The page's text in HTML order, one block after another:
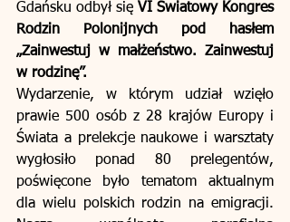
Gdańsku odbył się VI Światowy Kongres
Rodzin Polonijnych pod hasłem
„Zainwestuj w małżeństwo. Zainwestuj
w rodzinę”.
Wydarzenie, w którym udział wzięło
prawie 500 osób z 28 krajów Europy i
Świata a prelekcje naukowe i warsztaty
wygłosiło ponad 80 prelegentów,
poświęcone było tematom aktualnym
dla wielu polskich rodzin na emigracji.